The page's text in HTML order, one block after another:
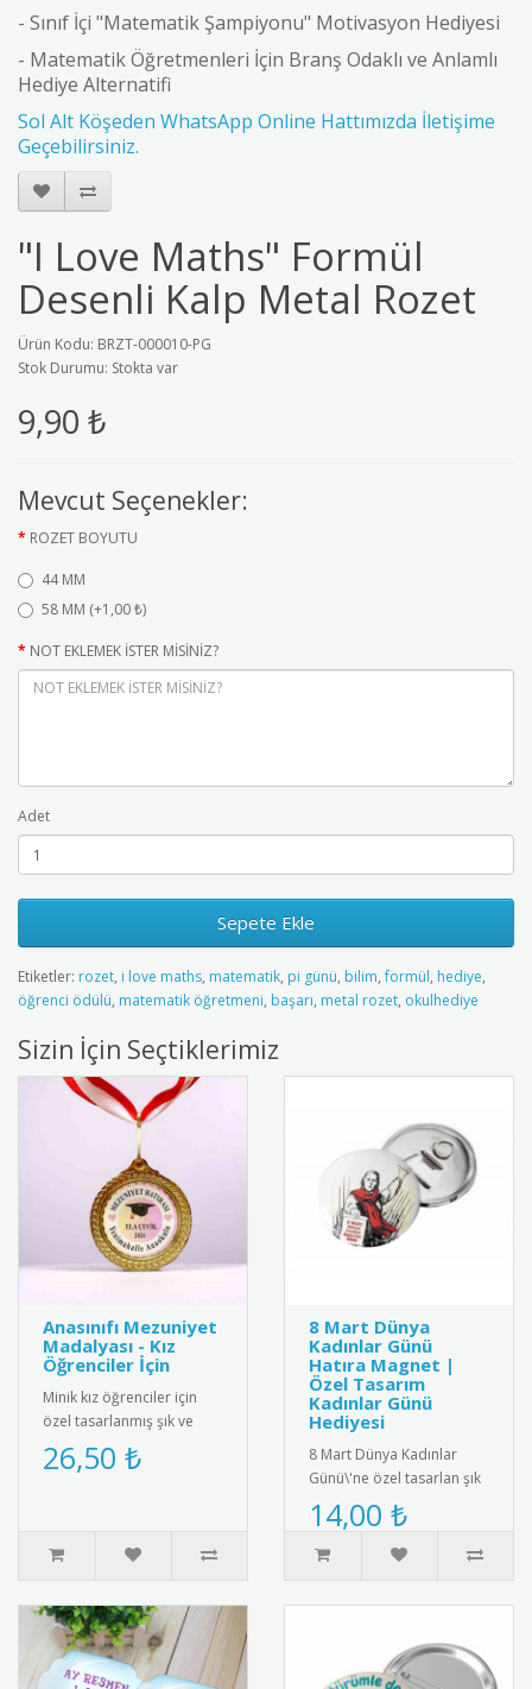
- Sınıf İçi "Matematik Şampiyonu" Motivasyon Hediyesi
- Matematik Öğretmenleri İçin Branş Odaklı ve Anlamlı
Hediye Alternatifi
Sol Alt Köşeden WhatsApp Online Hattımızda İletişime
Geçebilirsiniz.
"I Love Maths" Formül
Desenli Kalp Metal Rozet
Ürün Kodu: BRZT-000010-PG
Stok Durumu: Stokta var
9,90 ₺
Mevcut Seçenekler:
ROZET BOYUTU
44 MM
58 MM (+1,00 ₺)
NOT EKLEMEK İSTER MİSİNİZ?
Adet
Sepete Ekle
Etiketler: rozet, i love maths, matematik, pi günü, bilim,formül, hediye,
öğrenci ödülü, matematik öğretmeni, başarı, metal rozet, okulhediye
Sizin İçin Seçtiklerimiz
Anasınıfı Mezuniyet
Madalyası - Kız
Öğrenciler İçin
Minik kız öğrenciler için
özel tasarlanmış şık ve
sevimli anasınıfı mezuniyet
madalyası. Kaliteli me..
26,50 ₺
8 Mart Dünya
Kadınlar Günü
Hatıra Magnet |
Özel Tasarım
Kadınlar Günü
Hediyesi
8 Mart Dünya Kadınlar
Günü\'ne özel tasarlan şık
ve anlamlı hatıra magnet.
yüksek kalite manyetik ma..
14,00 ₺